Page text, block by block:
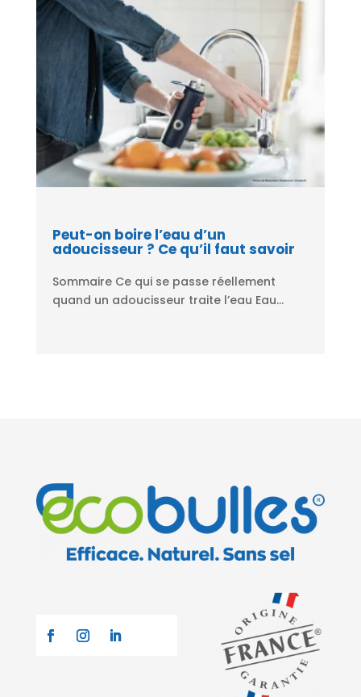
Peut-on boire l’eau d’un
adoucisseur ? Ce qu’il faut savoir
Sommaire Ce qui se passe réellement
quand un adoucisseur traite l’eau Eau...